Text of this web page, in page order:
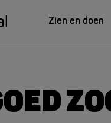
Zien en doen
EN